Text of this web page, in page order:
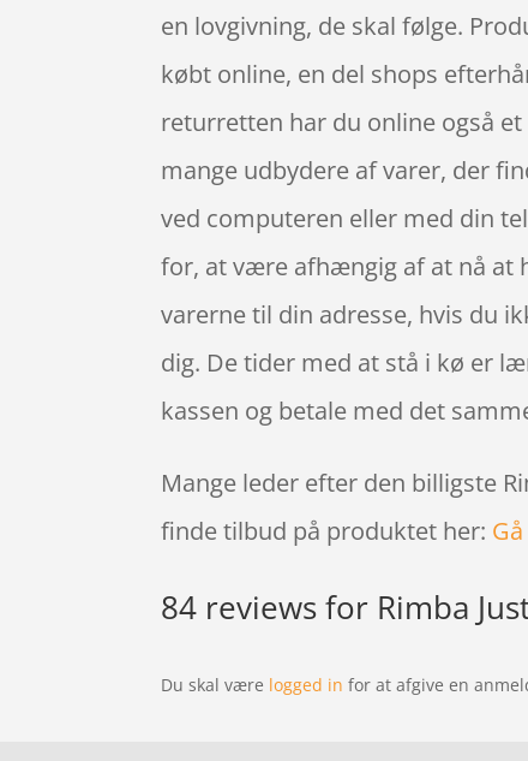
en lovgivning, de skal følge.
købt online, en del shops
returretten har du online også
mange udbydere af varer, der
ved computeren eller med din
for, at være afhængig af at nå at
varerne til din adresse, hvis du
dig. De tider med at stå i kø er
kassen og betale med det
Mange leder efter den billigste
finde tilbud på produktet her:
84 reviews for Rimba
Du skal være logged in for at afgive en